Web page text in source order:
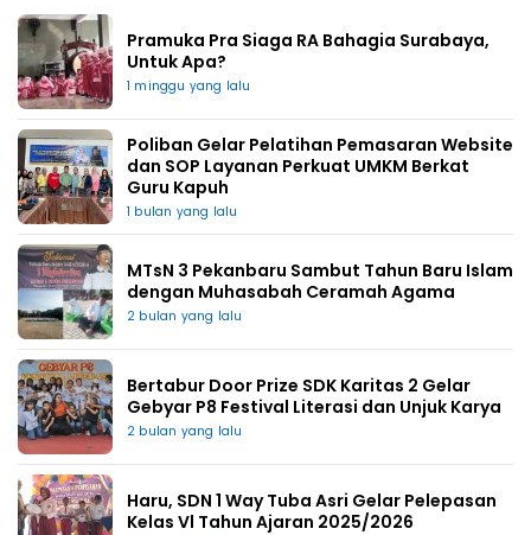
Pramuka Pra Siaga RA Bahagia Surabaya,
Untuk Apa?
1 minggu yang lalu
Poliban Gelar Pelatihan Pemasaran Website
dan SOP Layanan Perkuat UMKM Berkat
Guru Kapuh
1 bulan yang lalu
MTsN 3 Pekanbaru Sambut Tahun Baru Islam
dengan Muhasabah Ceramah Agama
2 bulan yang lalu
Bertabur Door Prize SDK Karitas 2 Gelar
Gebyar P8 Festival Literasi dan Unjuk Karya
2 bulan yang lalu
Haru, SDN 1 Way Tuba Asri Gelar Pelepasan
Kelas Vl Tahun Ajaran 2025/2026